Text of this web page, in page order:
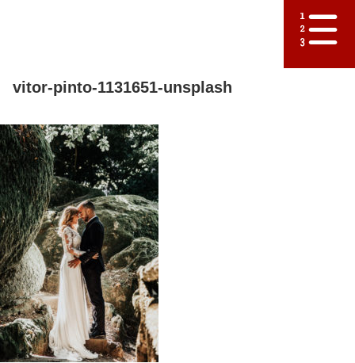
vitor-pinto-1131651-unsplash